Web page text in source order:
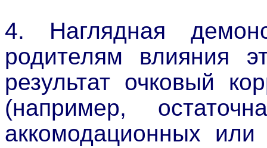
4. Наглядная
родителям влияния
результат очковый
(например,
аккомодационных или